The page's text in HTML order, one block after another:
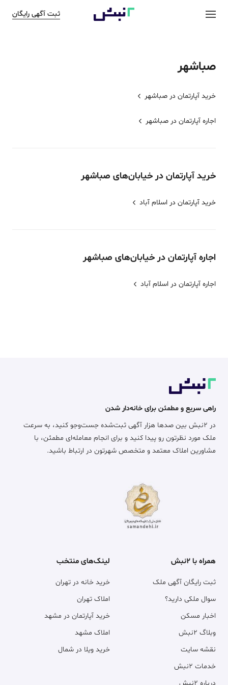
ثبت آگهی رایگان
صباشهر
خرید آپارتمان در صباشهر
اجاره آپارتمان در صباشهر
خرید آپارتمان در خیابان‌های صباشهر
خرید آپارتمان در اسلام آباد
اجاره آپارتمان در خیابان‌های صباشهر
اجاره آپارتمان در اسلام آباد
راهی سریع و مطمئن برای خانه‌دار شدن
در ۲نبش بین صدها هزار آگهی ثبت‌شده جست‌وجو کنید، به سرعت
ملک مورد نظرتون رو پیدا کنید و برای انجام معامله‌ای مطمئن، با
مشاورین املاک معتمد و متخصص شهرتون در ارتباط باشید.
همراه با ۲نبش
ثبت رایگان آگهی ملک
سوال ملکی دارید؟
اخبار مسکن
وبلاگ ۲نبش
نقشه سایت
خدمات ۲نبش
درباره ۲نبش
لینک‌های منتخب
خرید خانه در تهران
املاک تهران
خرید آپارتمان در مشهد
املاک مشهد
خرید ویلا در شمال